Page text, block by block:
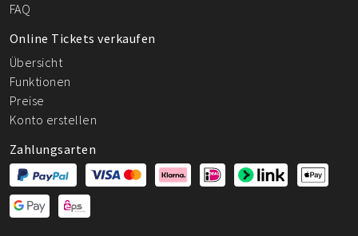
FAQ
Online Tickets verkaufen
Übersicht
Funktionen
Preise
Konto erstellen
Zahlungsarten